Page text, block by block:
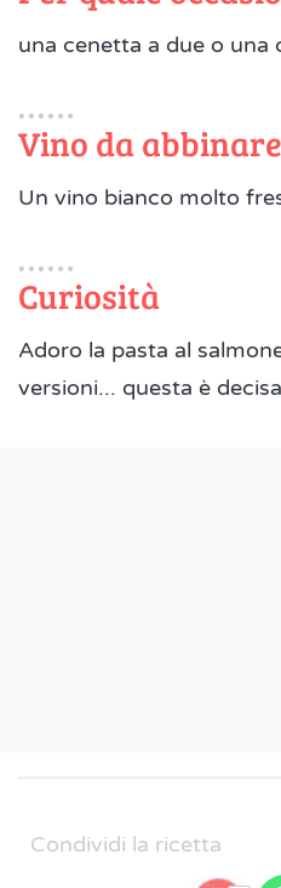
una cenetta a due o una
Vino da abbinare
Un vino bianco molto
Curiosità
Adoro la pasta al
versioni... questa è
Condividi la ricetta